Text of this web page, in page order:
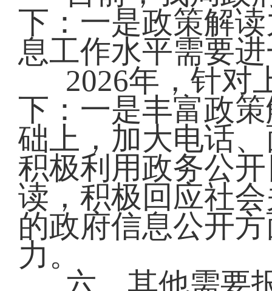
下：一是政策解
息工作水平需要
2026年，针对
下：一是丰富政
础上，加大电话
积极利用政务公
读，积极回应社
的政府信息公开
力。